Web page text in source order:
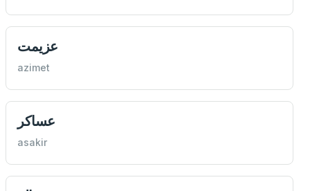
عزيمت
azimet
عساكر
asakir